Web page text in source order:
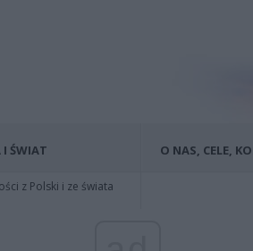
I ŚWIAT
z Polski i ze świata
O NAS, CELE,